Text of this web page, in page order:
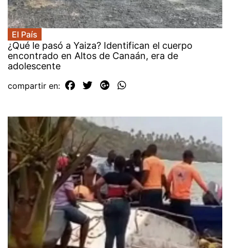
El País
¿Qué le pasó a Yaiza? Identifican el cuerpo
encontrado en Altos de Canaán, era de
adolescente
compartir en: